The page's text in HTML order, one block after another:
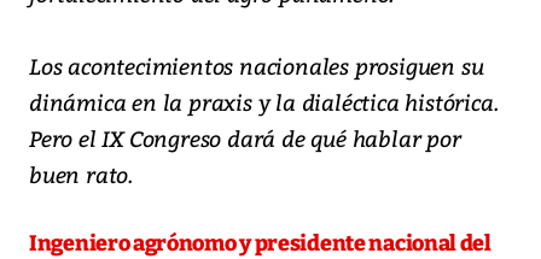
Los acontecimientos nacionales prosiguen su
dinámica en la praxis y la dialéctica histórica.
Pero el IX Congreso dará de qué hablar por
buen rato.
Ingeniero agrónomo y presidente nacional del